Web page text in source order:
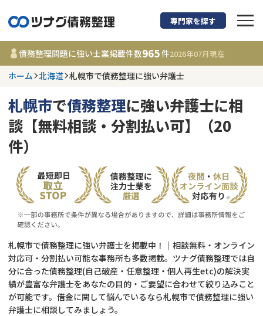
債務整理に強い弁
北海道
事務所 965
件
更新日 :2026年07月31日
相談内容で探す
借金返済相談・交渉
時効援用
会社破産・法人破産
費用相場
債務整理
個人再生（民事再生）
専門家を探す
債務整理問題に強い士業掲載件数965件2026年07月現在
ホーム 北海道 札幌市で債務整理に強い弁護士
札幌市で債務整理に強い弁護士に相
談【無料相談・分割払い可】（20
件）
札幌市で債務整理に強い弁護士を掲載中！｜相談無料・オンライン
対応可・分割払い可能な事務所も多数掲載。ツナグ債務整理では自
分に合った債務整理(自己破産・任意整理・個人再生etc)の解決実
績が豊富な弁護士をあなたの目的・ご要望に合わせて絞り込みこと
が可能です。借金に関して悩んでいるなら札幌市で債務整理に強い
弁護士に相談してみましょう。